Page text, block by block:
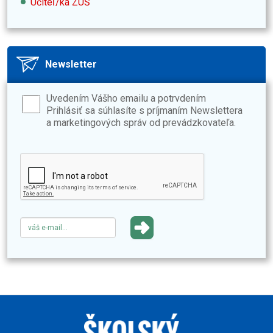
Newsletter
Uvedením Vášho emailu a potrvdením
Prihlásiť sa súhlasíte s príjmaním Newslettera
a marketingových správ od prevádzkovateľa.